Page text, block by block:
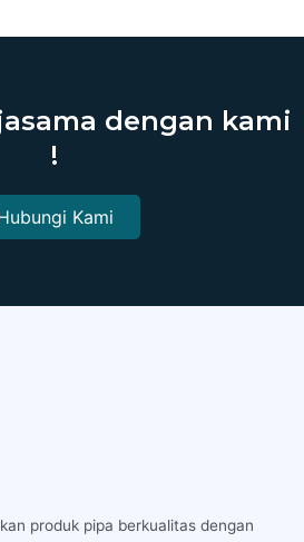
dengan kami
!
Kami
produk pipa berkualitas dengan